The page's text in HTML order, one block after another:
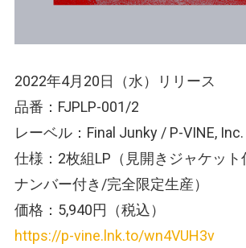
2022年4月20日（水）リリース
品番：FJPLP-001/2
レーベル：Final Junky / P-VINE, Inc.
仕様：2枚組LP（見開きジャケッ
ナンバー付き/完全限定生産）
価格：5,940円（税込）
https://p-vine.lnk.to/wn4VUH3v